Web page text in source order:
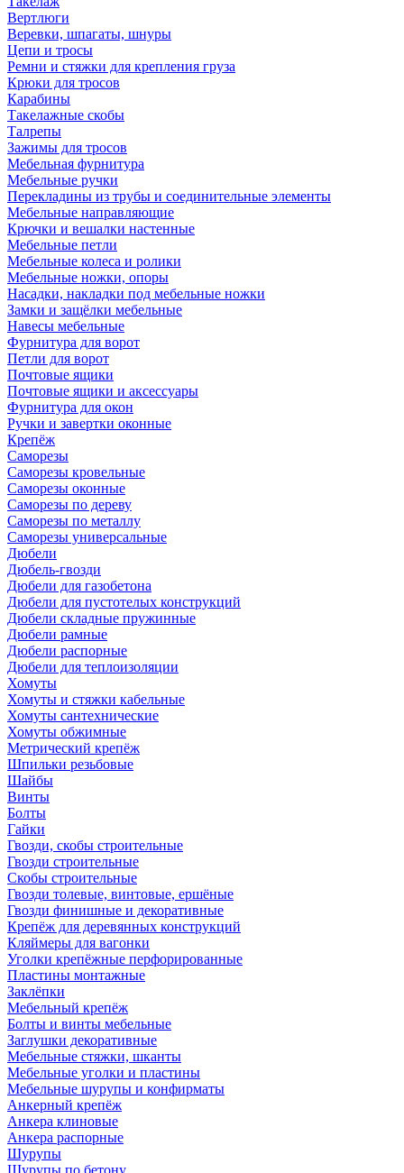
Вертлюги
Веревки, шпагаты, шнуры
Цепи и тросы
Ремни и стяжки для крепления груза
Крюки для тросов
Карабины
Такелажные скобы
Талрепы
Зажимы для тросов
Мебельная фурнитура
Мебельные ручки
Перекладины из трубы и соединительные элементы
Мебельные направляющие
Крючки и вешалки настенные
Мебельные петли
Мебельные колеса и ролики
Мебельные ножки, опоры
Насадки, накладки под мебельные ножки
Замки и защёлки мебельные
Навесы мебельные
Фурнитура для ворот
Петли для ворот
Почтовые ящики
Почтовые ящики и аксессуары
Фурнитура для окон
Ручки и завертки оконные
Крепёж
Саморезы
Саморезы кровельные
Саморезы оконные
Саморезы по дереву
Саморезы по металлу
Саморезы универсальные
Дюбели
Дюбель-гвозди
Дюбели для газобетона
Дюбели для пустотелых конструкций
Дюбели складные пружинные
Дюбели рамные
Дюбели распорные
Дюбели для теплоизоляции
Хомуты
Хомуты и стяжки кабельные
Хомуты сантехнические
Хомуты обжимные
Метрический крепёж
Шпильки резьбовые
Шайбы
Винты
Болты
Гайки
Гвозди, скобы строительные
Гвозди строительные
Скобы строительные
Гвозди толевые, винтовые, ершёные
Гвозди финишные и декоративные
Крепёж для деревянных конструкций
Кляймеры для вагонки
Уголки крепёжные перфорированные
Пластины монтажные
Заклёпки
Мебельный крепёж
Болты и винты мебельные
Заглушки декоративные
Мебельные стяжки, шканты
Мебельные уголки и пластины
Мебельные шурупы и конфирматы
Анкерный крепёж
Анкера клиновые
Анкера распорные
Шурупы
Шурупы по бетону